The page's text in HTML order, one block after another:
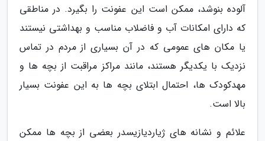
آلوده بنوشد، ممکن است این عفونت را بگیرد. در مناطقی
که دارای امکانات آب و فاضلاب مناسب و بهداشتی نیستند
یا مکان های عمومی که در آن بسیاری از مردم در تماس
نزدیک با یکدیگر هستند، مانند مراکز مراقبت از بچه ها و
مهدکودک ها، احتمال ابتلای بچه ها به این عفونت بسیار
بالا است.
علائم و نشانه های ژیاردیازیسدر بعضی از بچه ها ممکن